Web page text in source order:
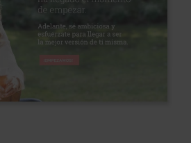
SERVICIOS
EQUIPO